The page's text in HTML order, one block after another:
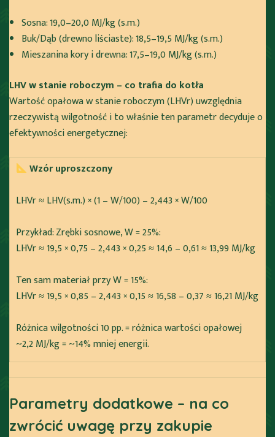
Sosna: 19,0–20,0 MJ/kg (s.m.)
Buk/Dąb (drewno liściaste): 18,5–19,5 MJ/kg (s.m.)
Mieszanina kory i drewna: 17,5–19,0 MJ/kg (s.m.)
LHV w stanie roboczym – co trafia do kotła
Wartość opałowa w stanie roboczym (LHVr) uwzględnia
rzeczywistą wilgotność i to właśnie ten parametr decyduje o
efektywności energetycznej:
Wzór uproszczony
LHVr ≈ LHV(s.m.) × (1 – W/100) – 2,443 × W/100
Przykład: Zrębki sosnowe, W = 25%:
LHVr ≈ 19,5 × 0,75 – 2,443 × 0,25 ≈ 14,6 – 0,61 ≈ 13,99 MJ/kg
Ten sam materiał przy W = 15%:
LHVr ≈ 19,5 × 0,85 – 2,443 × 0,15 ≈ 16,58 – 0,37 ≈ 16,21 MJ/kg
Różnica wilgotności 10 pp. = różnica wartości opałowej
~2,2 MJ/kg = ~14% mniej energii.
Parametry dodatkowe – na co
zwrócić uwagę przy zakupie